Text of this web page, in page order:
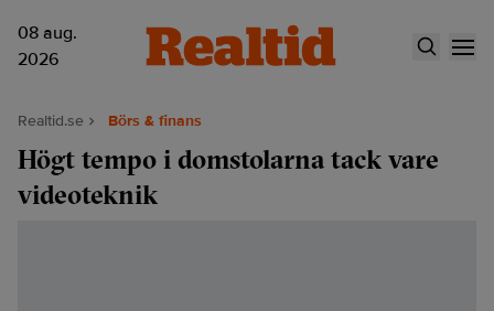
08 aug.
2026
Realtid.se Börs & finans
Högt tempo i domstolarna tack vare
videoteknik